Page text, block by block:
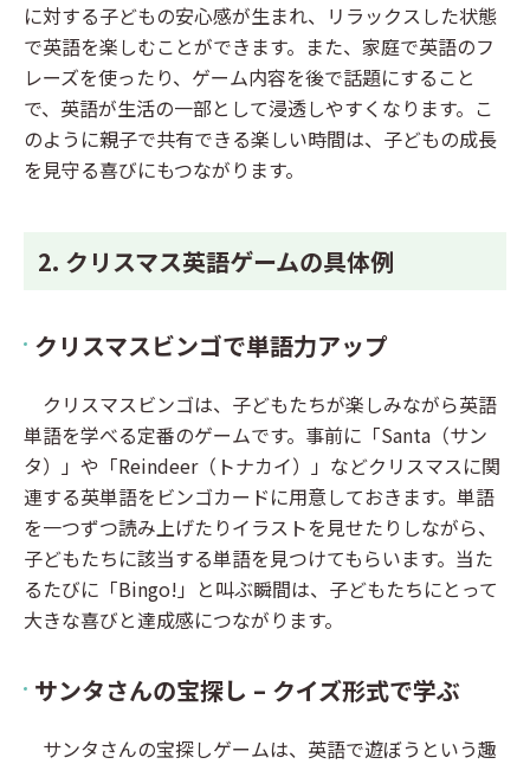
に対する子どもの安心感が生まれ、リラックスした状態
で英語を楽しむことができます。また、家庭で英語のフ
レーズを使ったり、ゲーム内容を後で話題にすること
で、英語が生活の一部として浸透しやすくなります。こ
のように親子で共有できる楽しい時間は、子どもの成長
を見守る喜びにもつながります。
2. クリスマス英語ゲームの具体例
クリスマスビンゴで単語力アップ
クリスマスビンゴは、子どもたちが楽しみながら英語
単語を学べる定番のゲームです。事前に「Santa（サン
タ）」や「Reindeer（トナカイ）」などクリスマスに関
連する英単語をビンゴカードに用意しておきます。単語
を一つずつ読み上げたりイラストを見せたりしながら、
子どもたちに該当する単語を見つけてもらいます。当た
るたびに「Bingo!」と叫ぶ瞬間は、子どもたちにとって
大きな喜びと達成感につながります。
サンタさんの宝探し – クイズ形式で学ぶ
サンタさんの宝探しゲームは、英語で遊ぼうという趣